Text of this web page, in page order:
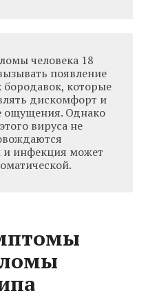
человека 18
появление
бородавок, которые
дискомфорт и
ощущения. Однако
вируса не
инфекция может